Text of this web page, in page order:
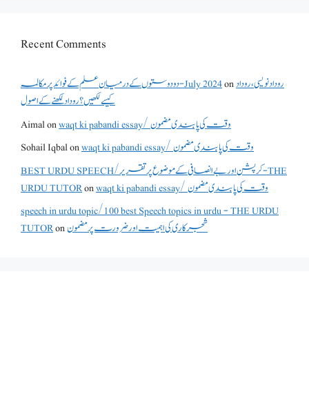
Recent Comments
دو دوستوں کے درمیان علم کے فوائد پر مکالمہ - July 2024onروداد نویسی ،روداد
کیسے لکھیں؟ روداد لکھنے کے اصول
Aimalon
waqt ki pabandi essay/ وقت کی پابندی مضمون
Sohail Iqbalon
waqt ki pabandi essay/ وقت کی پابندی مضمون
BEST URDU SPEECH/کرپشن اور بے انصافی کے موضوع پر تقریر - THE
URDU TUTORon
waqt ki pabandi essay/ وقت کی پابندی مضمون
speech in urdu topic/100 best Speech topics in urdu - THE URDU
TUTORonشجرکاری کی اہمیت اور ضرورت پر مضمون